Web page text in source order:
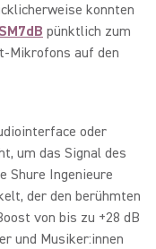
konnten
SM7dB pünktlich zum
Mikrofons auf den
oder
um das Signal des
Shure Ingenieure
der den berühmten
von bis zu +28 dB
und Musiker:innen